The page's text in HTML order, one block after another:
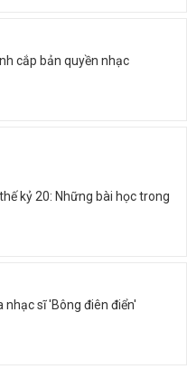
cắp bản quyền nhạc
kỷ 20: Những bài học trong
nhạc sĩ 'Bông điên điển'